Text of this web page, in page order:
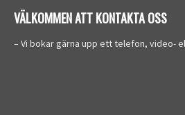
VÄLKOMMEN ATT KONTAKTA OSS
– Vi bokar gärna upp ett telefon, video-